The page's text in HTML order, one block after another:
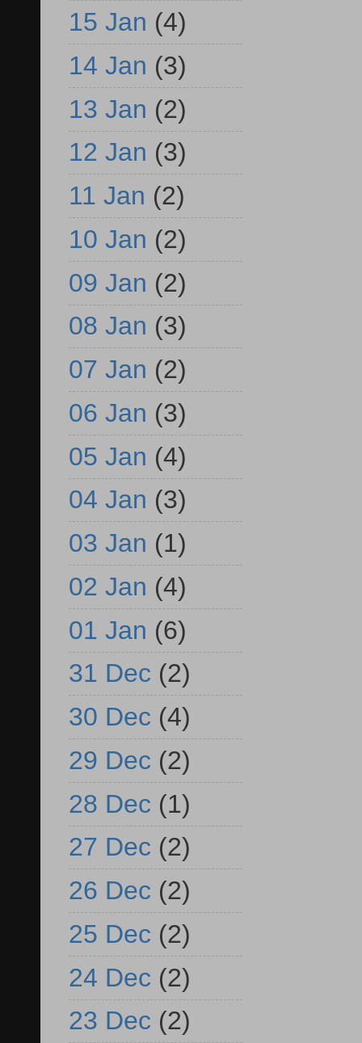
15 Jan (4)
14 Jan (3)
13 Jan (2)
12 Jan (3)
11 Jan (2)
10 Jan (2)
09 Jan (2)
08 Jan (3)
07 Jan (2)
06 Jan (3)
05 Jan (4)
04 Jan (3)
03 Jan (1)
02 Jan (4)
01 Jan (6)
31 Dec (2)
30 Dec (4)
29 Dec (2)
28 Dec (1)
27 Dec (2)
26 Dec (2)
25 Dec (2)
24 Dec (2)
23 Dec (2)